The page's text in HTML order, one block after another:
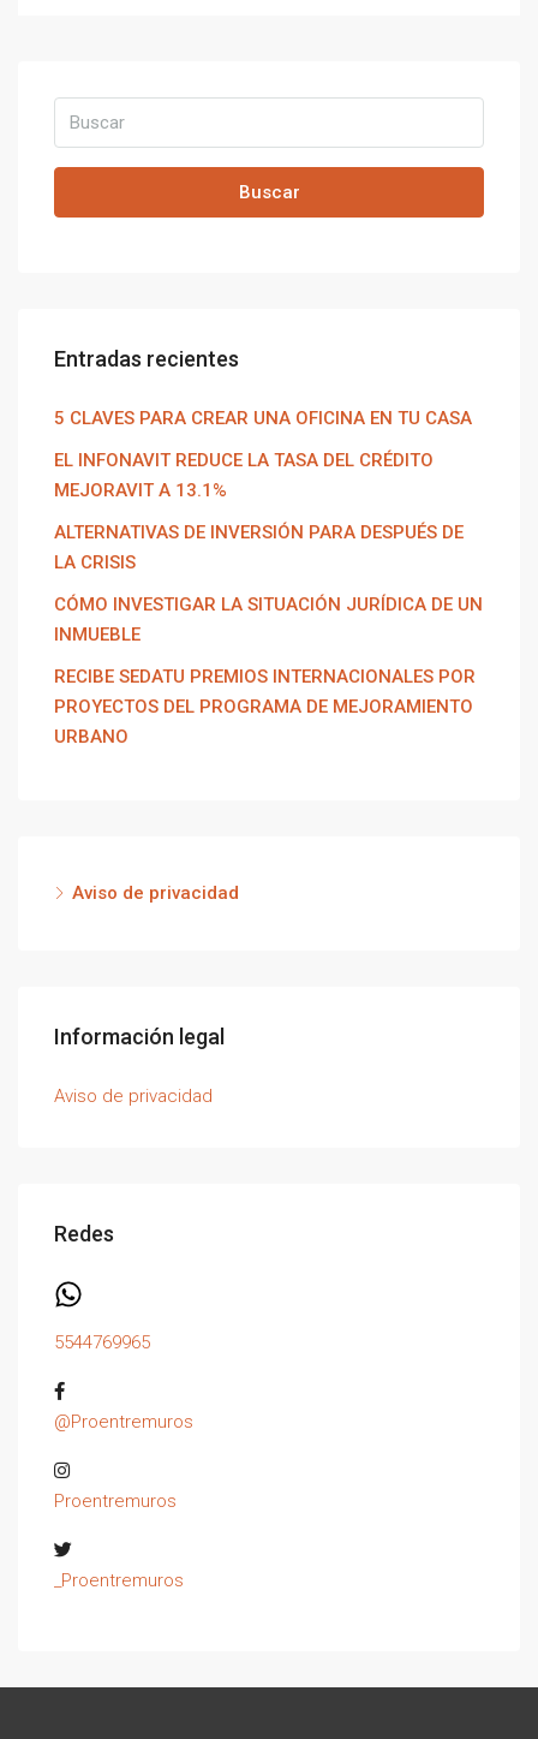
Buscar
Entradas recientes
5 CLAVES PARA CREAR UNA OFICINA EN TU CASA
EL INFONAVIT REDUCE LA TASA DEL CRÉDITO
MEJORAVIT A 13.1%
ALTERNATIVAS DE INVERSIÓN PARA DESPUÉS DE
LA CRISIS
CÓMO INVESTIGAR LA SITUACIÓN JURÍDICA DE UN
INMUEBLE
RECIBE SEDATU PREMIOS INTERNACIONALES POR
PROYECTOS DEL PROGRAMA DE MEJORAMIENTO
URBANO
Aviso de privacidad
Información legal
Aviso de privacidad
Redes
5544769965
@Proentremuros
Proentremuros
_Proentremuros